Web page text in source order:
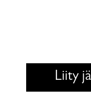
Liity